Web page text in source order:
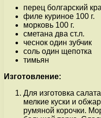
перец болгарский
филе куриное 100 г.
морковь 100 г.
сметана два ст.л.
чеснок один зубчик
соль один щепотка
тимьян
Изготовление:
Для изготовка
мелкие куски и
румяной корочки.